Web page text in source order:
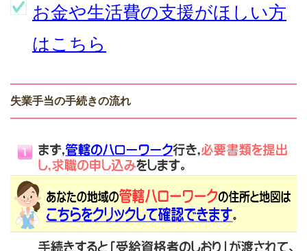
お金や生活費の支援がほしい方
はこちら
失業手当の手続きの流れ